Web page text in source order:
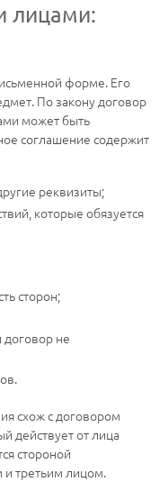
лицами:
форме. Его
По закону договор
может быть
соглашение содержит
реквизиты;
которые обязуется
сторон;
договор не
схож с договором
действует от лица
стороной
третьим лицом.